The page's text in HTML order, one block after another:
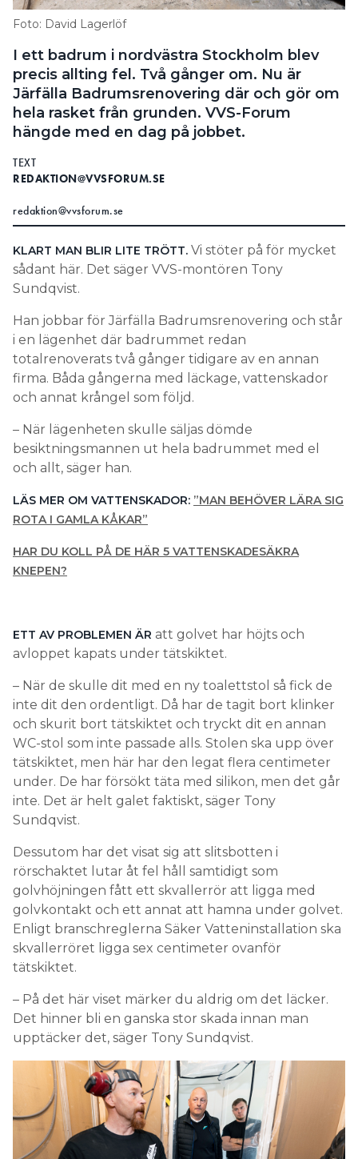
Information om GDPR
Search for:
SEARCH
Foto: David Lagerlöf
I ett badrum i nordvästra Stockholm blev
precis allting fel. Två gånger om. Nu är
Järfälla Badrumsrenovering där och gör om
hela rasket från grunden. VVS-Forum
hängde med en dag på jobbet.
TEXT
REDAKTION@VVSFORUM.SE
redaktion@vvsforum.se
KLART MAN BLIR LITE TRÖTT. Vi stöter på för mycket
sådant här. Det säger VVS-montören Tony
Sundqvist.
Han jobbar för Järfälla Badrumsrenovering och står
i en lägenhet där badrummet redan
totalrenoverats två gånger tidigare av en annan
firma. Båda gångerna med läckage, vattenskador
och annat krångel som följd.
– När lägenheten skulle säljas dömde
besiktningsmannen ut hela badrummet med el
och allt, säger han.
LÄS MER OM VATTENSKADOR: ”MAN BEHÖVER LÄRA SIG
ROTA I GAMLA KÅKAR”
HAR DU KOLL PÅ DE HÄR 5 VATTENSKADESÄKRA
KNEPEN?
ETT AV PROBLEMEN ÄR att golvet har höjts och
avloppet kapats under tätskiktet.
– När de skulle dit med en ny toalettstol så fick de
inte dit den ordentligt. Då har de tagit bort klinker
och skurit bort tätskiktet och tryckt dit en annan
WC-stol som inte passade alls. Stolen ska upp över
tätskiktet, men här har den legat flera centimeter
under. De har försökt täta med silikon, men det går
inte. Det är helt galet faktiskt, säger Tony
Sundqvist.
Dessutom har det visat sig att slitsbotten i
rörschaktet lutar åt fel håll samtidigt som
golvhöjningen fått ett skvaller­rör att ligga med
golvkontakt och ett annat att hamna under golvet.
Enligt branschreglerna Säker Vatteninstallation ska
skvallerröret ligga sex centimeter ovanför
tätskiktet.
– På det här viset märker du aldrig om det läcker.
Det hinner bli en ganska stor skada innan man
upptäcker det, säger Tony Sundqvist.